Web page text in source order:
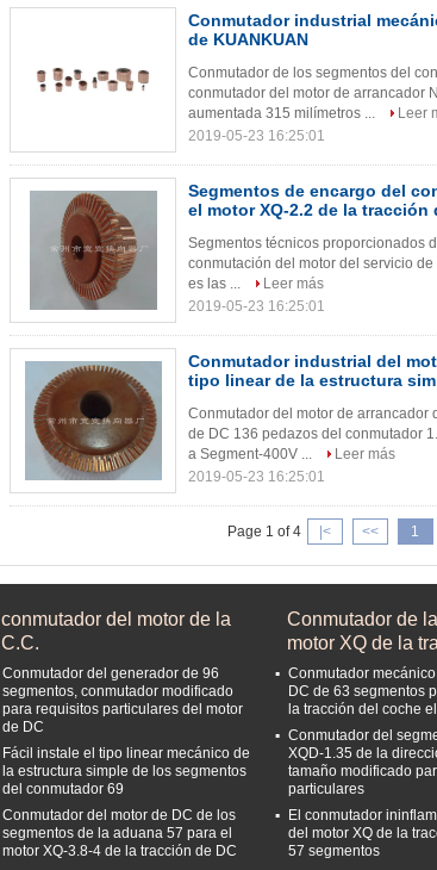
Conmutador industrial
de KUANKUAN
Conmutador de los segmentos del
conmutador del motor de arrancador
aumentada 315 milímetros ...
Leer
2019-05-23 16:25:01
Segmentos de encargo del
el motor XQ-2.2 de la tracción
Segmentos técnicos proporcionados
conmutación del motor del servicio
es las ...
Leer más
2019-05-23 16:25:01
Conmutador industrial del
tipo linear de la estructura
Conmutador del motor de arrancador
de DC 136 pedazos del conmutador
a Segment-400V ...
Leer más
2019-05-23 16:25:01
Page 1 of 4 |< << 1
conmutador del motor de la
C.C.
Conmutador del generador de 96
segmentos, conmutador modificado
para requisitos particulares del motor
de DC
Fácil instale el tipo linear mecánico de
la estructura simple de los segmentos
del conmutador 69
Conmutador del motor de DC de los
segmentos de la aduana 57 para el
motor XQ-3.8-4 de la tracción de DC
Conmutador de
motor XQ de la
Conmutador
DC de 63 segmentos
la tracción del coche
Conmutador del
XQD-1.35 de la
tamaño modificado
particulares
El conmutador
del motor XQ de la
57 segmentos